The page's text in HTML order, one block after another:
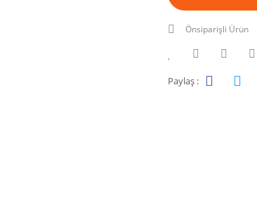
Önsiparişli Ürün
Paylaş :